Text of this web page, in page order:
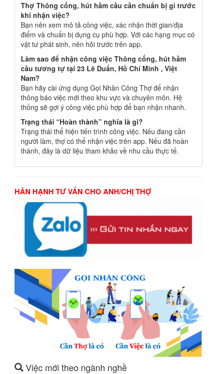
Thợ Thông cống, hút hầm cầu cần chuẩn bị gì trước
khi nhận việc?
Bạn nên xem mô tả công việc, xác nhận thời gian/địa
điểm và chuẩn bị dụng cụ phù hợp. Với các hạng mục có
vật tư phát sinh, nên hỏi trước trên app.
Làm sao để nhận công việc Thông cống, hút hầm
cầu tương tự tại 23 Lê Duẩn, Hồ Chí Minh , Việt
Nam?
Bạn hãy cài ứng dụng Gọi Nhân Công Thợ để nhận
thông báo việc mới theo khu vực và chuyên môn. Hệ
thống sẽ gợi ý công việc phù hợp để bạn nhận nhanh.
Trạng thái “Hoàn thành” nghĩa là gì?
Trạng thái thể hiện tiến trình công việc. Nếu đang cần
người làm, thợ có thể nhận việc trên app. Nếu đã hoàn
thành, đây là dữ liệu tham khảo về nhu cầu thực tế.
HÂN HẠNH TƯ VẤN CHO ANH/CHỊ THỢ
Việc mới theo ngành nghề